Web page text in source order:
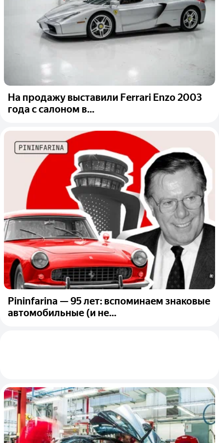
На продажу выставили Ferrari Enzo 2003
года с салоном в...
Pininfarina — 95 лет: вспоминаем знаковые
автомобильные (и не...